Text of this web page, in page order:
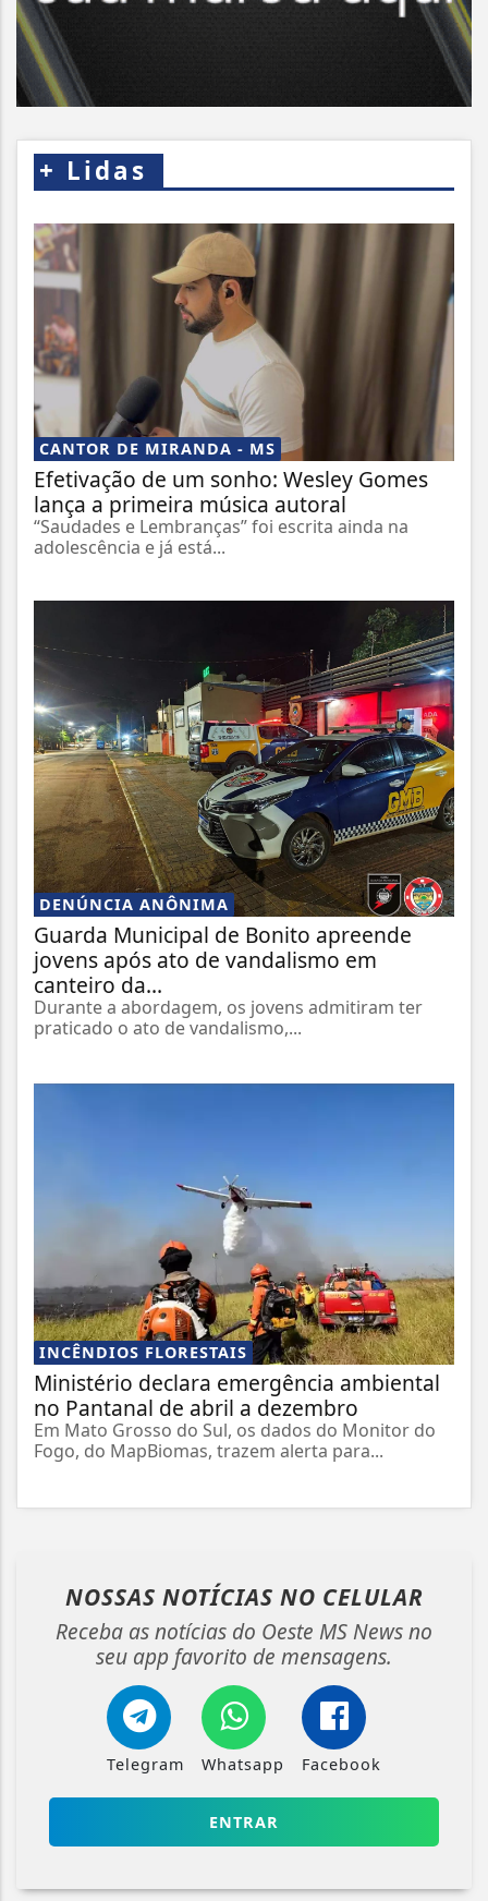
+ Lidas
CANTOR DE MIRANDA - MS
Efetivação de um sonho: Wesley Gomes
lança a primeira música autoral
“Saudades e Lembranças” foi escrita ainda na
adolescência e já está...
DENÚNCIA ANÔNIMA
Guarda Municipal de Bonito apreende
jovens após ato de vandalismo em
canteiro da...
Durante a abordagem, os jovens admitiram ter
praticado o ato de vandalismo,...
INCÊNDIOS FLORESTAIS
Ministério declara emergência ambiental
no Pantanal de abril a dezembro
Em Mato Grosso do Sul, os dados do Monitor do
Fogo, do MapBiomas, trazem alerta para...
NOSSAS NOTÍCIAS NO CELULAR
Receba as notícias do Oeste MS News no
seu app favorito de mensagens.
Telegram Whatsapp Facebook
ENTRAR